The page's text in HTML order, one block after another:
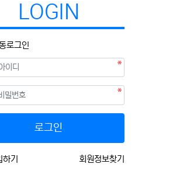
LOGIN
로그인
수
필수
로그인
기 회원정보찾기